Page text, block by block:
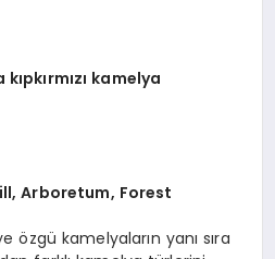
kamelya
Arboretum, Forest
özgü kamelyaların yanı sıra